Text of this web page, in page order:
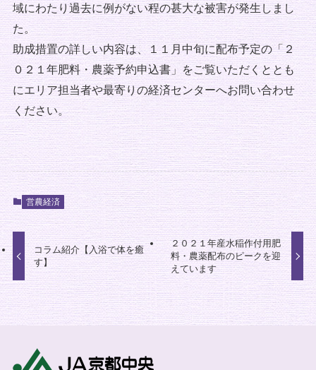
域にわたり過去に例がない程の甚大な被害が発生しまし
た。
助成措置の詳しい内容は、１１月中旬に配布予定の「２
０２１年肥料・農薬予約申込書」をご覧いただくととも
にエリア担当者や最寄りの経済センターへお問い合わせ
ください。
営農経済
コラム紹介【入浴で体を癒
す】
２０２１年産水稲作付用肥
料・農薬配布のピークを迎
えています